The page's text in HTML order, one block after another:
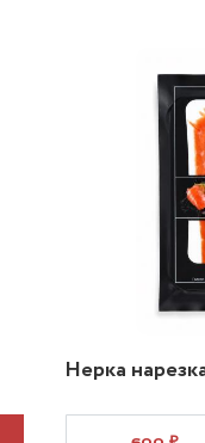
Нерка